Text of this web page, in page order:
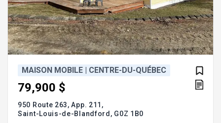
MAISON MOBILE | CENTRE-DU-QUÉBEC
79,900 $
950 Route 263, App. 211,
Saint-Louis-de-Blandford, G0Z 1B0